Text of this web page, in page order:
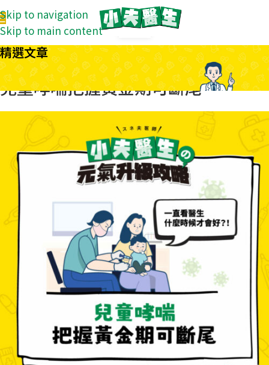
Skip to navigation
Skip to main content
精選文章
兒科百問
兒童哮喘把握黃金期可斷尾
07
8 月